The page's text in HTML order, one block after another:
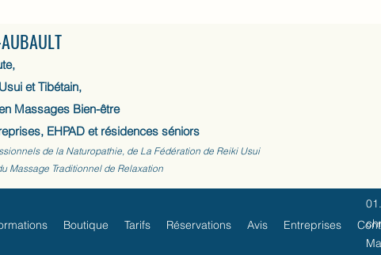
et Tibétain,
Massages Bien-être
EHPAD et résidences séniors
de la Naturopathie, de La Fédération de Reiki Usui
Massage Traditionnel de Relaxation
Boutique Tarifs Réservations Avis Entreprises